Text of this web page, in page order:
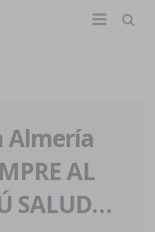
Almería
AL
SALUD…